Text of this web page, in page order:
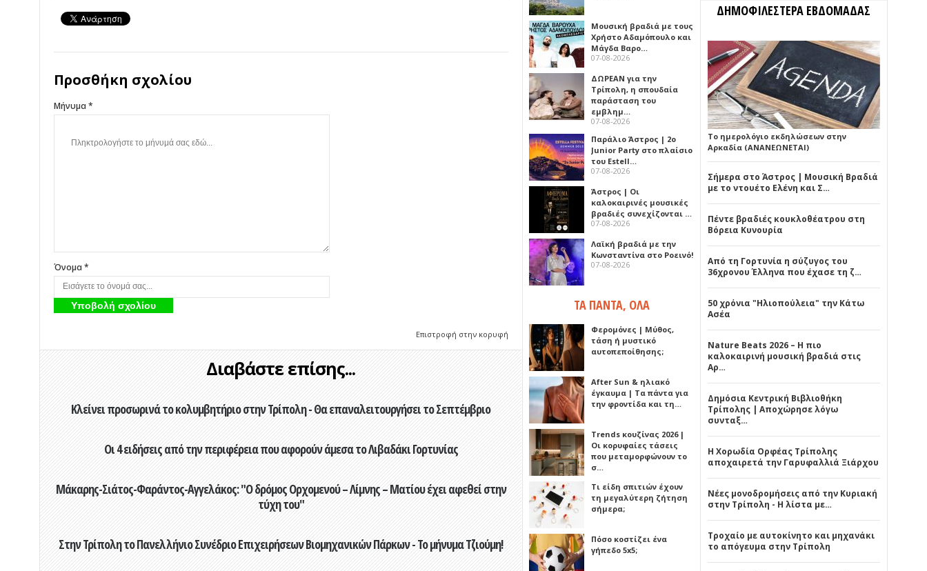
Προσθήκη σχολίου
Μήνυμα *
Όνομα *
Επιστροφή στην κορυφή
Διαβάστε επίσης...
Κλείνει προσωρινά το κολυμβητήριο στην Τρίπολη - Θα επαναλειτουργήσει το Σεπτέμβριο
Οι 4 ειδήσεις από την περιφέρεια που αφορούν άμεσα το Λιβαδάκι Γορτυνίας
Μάκαρης-Σιάτος-Φαράντος-Αγγελάκος: "Ο δρόμος Ορχομενού – Λίμνης – Ματίου έχει αφεθεί στην
τύχη του"
Στην Τρίπολη το Πανελλήνιο Συνέδριο Επιχειρήσεων Βιομηχανικών Πάρκων - Το μήνυμα Τζιούμη!
Μουσική βραδιά με τους
Χρήστο Αδαμόπουλο και
Μάγδα Βαρο…
07-08-2026
ΔΩΡΕΑΝ για την
Τρίπολη, η σπουδαία
παράσταση του
εμβλημ…
07-08-2026
Παράλιο Άστρος | 2ο
Junior Party στο πλαίσιο
του Estell…
07-08-2026
Άστρος | Οι
καλοκαιρινές μουσικές
βραδιές συνεχίζονται …
07-08-2026
Λαϊκή βραδιά με την
Κωνσταντίνα στο Ροεινό!
07-08-2026
ΤΑ ΠΑΝΤΑ, ΟΛΑ
Φερομόνες | Μύθος,
τάση ή μυστικό
αυτοπεποίθησης;
After Sun & ηλιακό
έγκαυμα | Τα πάντα για
την φροντίδα και τη…
Trends κουζίνας 2026 |
Οι κορυφαίες τάσεις
που μεταμορφώνουν το
σ…
Τι είδη σπιτιών έχουν
τη μεγαλύτερη ζήτηση
σήμερα;
Πόσο κοστίζει ένα
γήπεδο 5x5;
ΔΗΜΟΦΙΛΕΣΤΕΡΑ ΕΒΔΟΜΑΔΑΣ
Το ημερολόγιο εκδηλώσεων στην
Αρκαδία (ΑΝΑΝΕΩΝΕΤΑΙ)
Σήμερα στο Άστρος | Μουσική Βραδιά
με το ντουέτο Ελένη και Σ…
Πέντε βραδιές κουκλοθέατρου στη
Βόρεια Κυνουρία
Από τη Γορτυνία η σύζυγος του
36χρονου Έλληνα που έχασε τη ζ…
50 χρόνια "Ηλιοπούλεια" την Κάτω
Ασέα
Nature Beats 2026 – Η πιο
καλοκαιρινή μουσική βραδιά στις
Αρ…
Δημόσια Κεντρική Βιβλιοθήκη
Τρίπολης | Αποχώρησε λόγω
συνταξ…
Η Χορωδία Ορφέας Τρίπολης
αποχαιρετά την Γαρυφαλλιά Ξιάρχου
Νέες μονοδρομήσεις από την Κυριακή
στην Τρίπολη - Η λίστα με…
Τροχαίο με αυτοκίνητο και μηχανάκι
το απόγευμα στην Τρίπολη